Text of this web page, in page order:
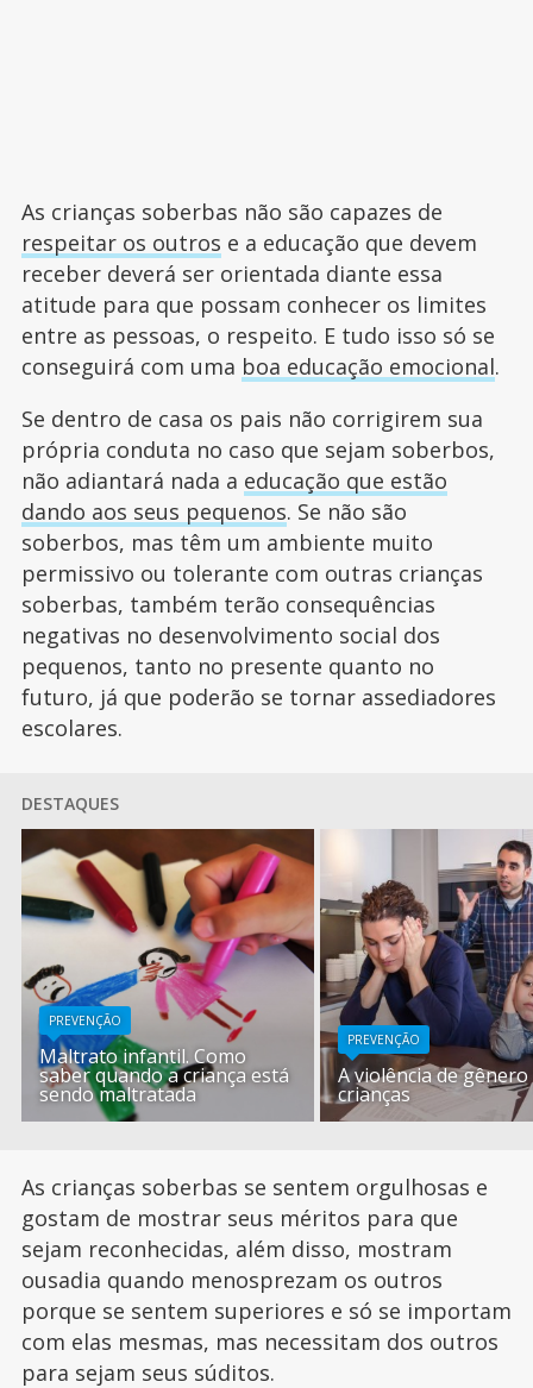
As crianças soberbas não são capazes de
respeitar os outros e a educação que devem
receber deverá ser orientada diante essa
atitude para que possam conhecer os limites
entre as pessoas, o respeito. E tudo isso só se
conseguirá com uma boa educação emocional.
Se dentro de casa os pais não corrigirem sua
própria conduta no caso que sejam soberbos,
não adiantará nada a educação que estão
dando aos seus pequenos. Se não são
soberbos, mas têm um ambiente muito
permissivo ou tolerante com outras crianças
soberbas, também terão consequências
negativas no desenvolvimento social dos
pequenos, tanto no presente quanto no
futuro, já que poderão se tornar assediadores
escolares.
DESTAQUES
PREVENÇÃO
Maltrato infantil. Como
saber quando a criança está
sendo maltratada
PREVENÇÃO
A violência de gênero
crianças
As crianças soberbas se sentem orgulhosas e
gostam de mostrar seus méritos para que
sejam reconhecidas, além disso, mostram
ousadia quando menosprezam os outros
porque se sentem superiores e só se importam
com elas mesmas, mas necessitam dos outros
para sejam seus súditos.